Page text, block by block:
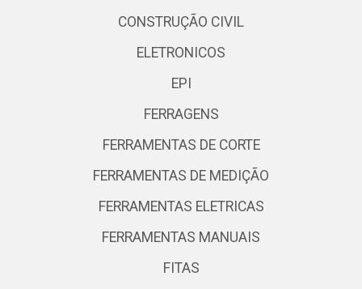
CONSTRUÇÃO CIVIL
ELETRONICOS
EPI
FERRAGENS
FERRAMENTAS DE CORTE
FERRAMENTAS DE MEDIÇÃO
FERRAMENTAS ELETRICAS
FERRAMENTAS MANUAIS
FITAS